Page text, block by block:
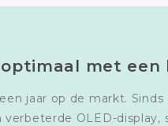
met een
jaar op de markt.
OLED-